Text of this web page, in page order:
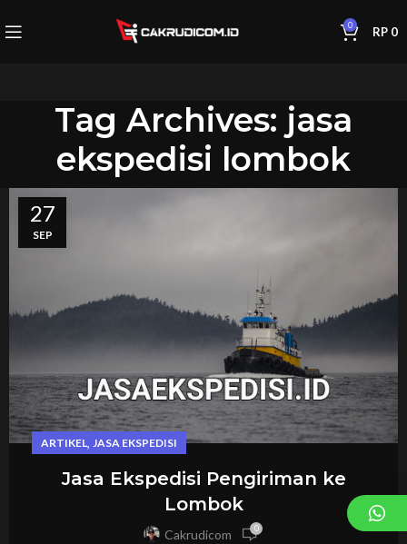
0 RP 0
Tag Archives: jasa
ekspedisi lombok
27
SEP
ARTIKEL, JASA EKSPEDISI
Jasa Ekspedisi Pengiriman ke
Lombok
Cakrudicom 0